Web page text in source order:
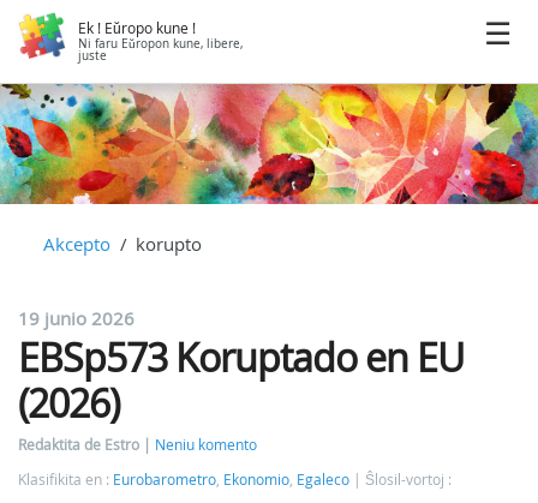
Ek ! Eŭropo kune !
Ni faru Eŭropon kune, libere,
juste
Akcepto korupto
19 junio 2026
EBSp573 Koruptado en EU
(2026)
Redaktita de Estro
Neniu komento
Klasifikita en : Eurobarometro Ekonomio Egaleco
Ŝlosil-vortoj :